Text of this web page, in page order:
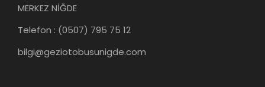
MERKEZ NİĞDE
Telefon : (0507) 795 75 12
bilgi@geziotobusunigde.com